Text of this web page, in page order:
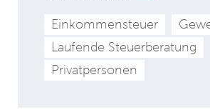
Einkommensteuer
Laufende Steuerberatung
Privatpersonen